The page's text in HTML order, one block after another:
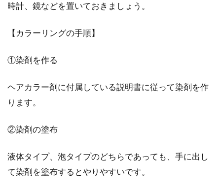
時計、鏡などを置いておきましょう。
【カラーリングの手順】
①染剤を作る
ヘアカラー剤に付属している説明書に従って染剤を作
ります。
②染剤の塗布
液体タイプ、泡タイプのどちらであっても、手に出し
て染剤を塗布するとやりやすいです。